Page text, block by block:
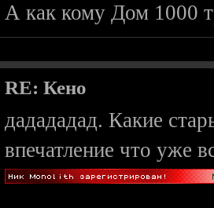
А как кому Дом 1000
RE: Кено
дадададад. Какие
впечатление что уже